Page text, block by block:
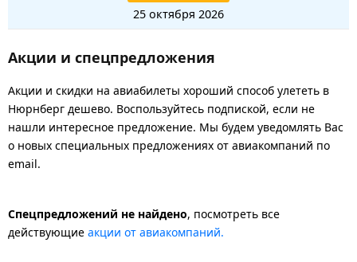
25 октября 2026
Акции и спецпредложения
Акции и скидки на авиабилеты хороший способ улететь в
Нюрнберг дешево. Воспользуйтесь подпиской, если не
нашли интересное предложение. Мы будем уведомлять Вас
о новых специальных предложениях от авиакомпаний по
email.
Спецпредложений не найдено, посмотреть все
действующие акции от авиакомпаний.